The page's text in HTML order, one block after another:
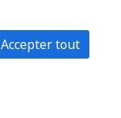
Accepter tout